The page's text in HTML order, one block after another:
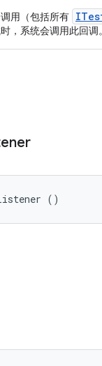
用（包括所有
，系统会调用此回调。
()